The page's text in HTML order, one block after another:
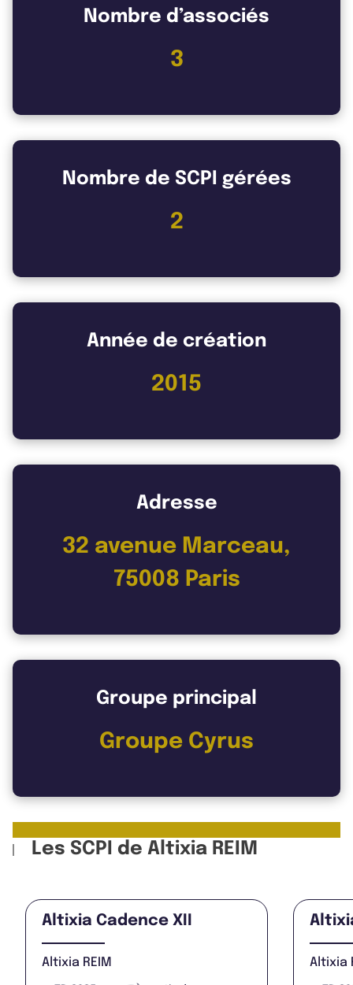
Nombre d’associés
3
Nombre de SCPI gérées
2
Année de création
2015
Adresse
32 avenue Marceau,
75008 Paris
Groupe principal
Groupe Cyrus
Les SCPI de Altixia REIM
Altixia Cadence XII
Altixia REIM Altixia